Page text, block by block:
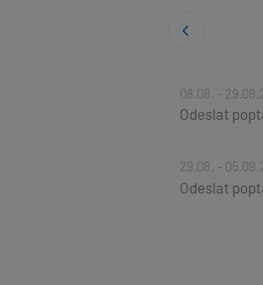
08.08. -
Odeslat
29.08. -
Odeslat